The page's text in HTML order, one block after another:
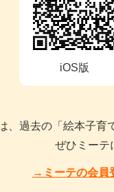
iOS版
、過去の「絵本子育
ぜひミーテ
→ミーテの会員